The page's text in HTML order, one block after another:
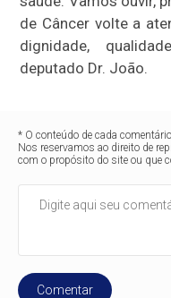
de Câncer volte a
dignidade,
deputado Dr. João.
* O conteúdo de cada
Nos reservamos ao direito de
com o propósito do site ou que
Comentar